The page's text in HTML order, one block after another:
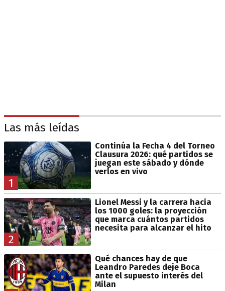
Las más leídas
1
Continúa la Fecha 4 del Torneo
Clausura 2026: qué partidos se
juegan este sábado y dónde
verlos en vivo
2
Lionel Messi y la carrera hacia
los 1000 goles: la proyección
que marca cuántos partidos
necesita para alcanzar el hito
Qué chances hay de que
Leandro Paredes deje Boca
ante el supuesto interés del
Milan